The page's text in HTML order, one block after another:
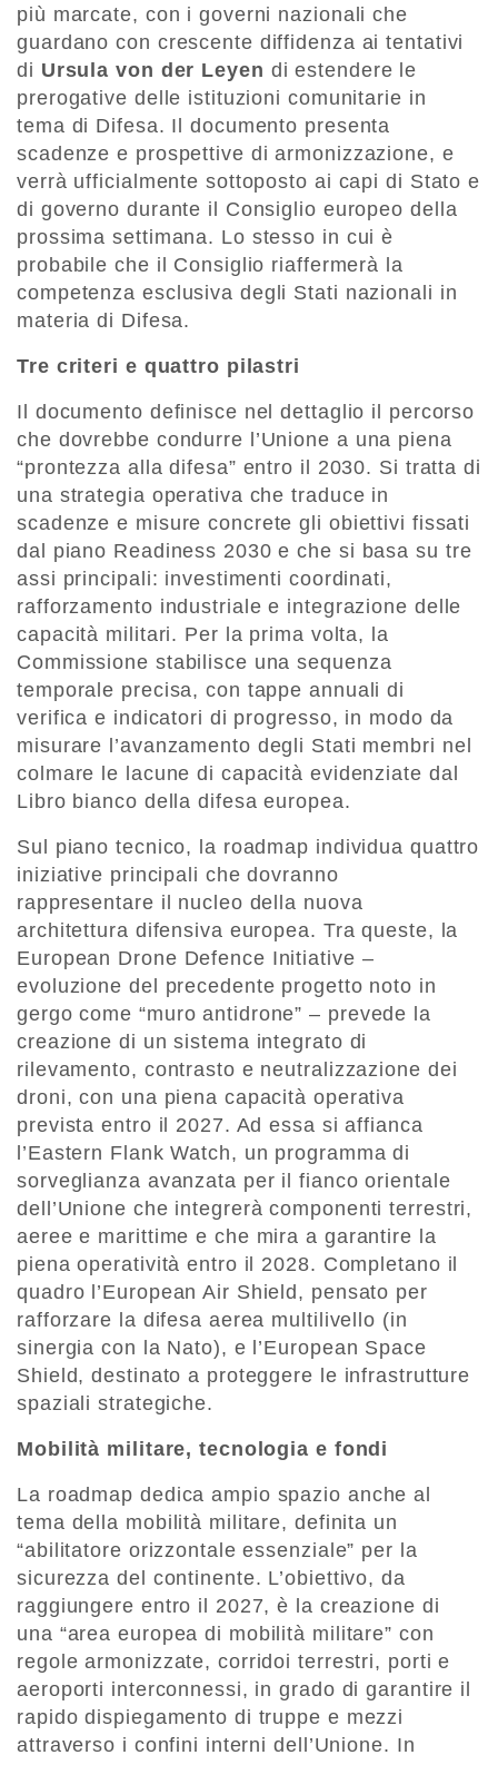
più marcate, con i governi nazionali che
guardano con crescente diffidenza ai tentativi
di Ursula von der Leyen di estendere le
prerogative delle istituzioni comunitarie in
tema di Difesa. Il documento presenta
scadenze e prospettive di armonizzazione, e
verrà ufficialmente sottoposto ai capi di Stato e
di governo durante il Consiglio europeo della
prossima settimana. Lo stesso in cui è
probabile che il Consiglio riaffermerà la
competenza esclusiva degli Stati nazionali in
materia di Difesa.
Tre criteri e quattro pilastri
Il documento definisce nel dettaglio il percorso
che dovrebbe condurre l’Unione a una piena
“prontezza alla difesa” entro il 2030. Si tratta di
una strategia operativa che traduce in
scadenze e misure concrete gli obiettivi fissati
dal piano Readiness 2030 e che si basa su tre
assi principali: investimenti coordinati,
rafforzamento industriale e integrazione delle
capacità militari. Per la prima volta, la
Commissione stabilisce una sequenza
temporale precisa, con tappe annuali di
verifica e indicatori di progresso, in modo da
misurare l’avanzamento degli Stati membri nel
colmare le lacune di capacità evidenziate dal
Libro bianco della difesa europea.
Sul piano tecnico, la roadmap individua quattro
iniziative principali che dovranno
rappresentare il nucleo della nuova
architettura difensiva europea. Tra queste, la
European Drone Defence Initiative –
evoluzione del precedente progetto noto in
gergo come “muro antidrone” – prevede la
creazione di un sistema integrato di
rilevamento, contrasto e neutralizzazione dei
droni, con una piena capacità operativa
prevista entro il 2027. Ad essa si affianca
l’Eastern Flank Watch, un programma di
sorveglianza avanzata per il fianco orientale
dell’Unione che integrerà componenti terrestri,
aeree e marittime e che mira a garantire la
piena operatività entro il 2028. Completano il
quadro l’European Air Shield, pensato per
rafforzare la difesa aerea multilivello (in
sinergia con la Nato), e l’European Space
Shield, destinato a proteggere le infrastrutture
spaziali strategiche.
Mobilità militare, tecnologia e fondi
La roadmap dedica ampio spazio anche al
tema della mobilità militare, definita un
“abilitatore orizzontale essenziale” per la
sicurezza del continente. L’obiettivo, da
raggiungere entro il 2027, è la creazione di
una “area europea di mobilità militare” con
regole armonizzate, corridoi terrestri, porti e
aeroporti interconnessi, in grado di garantire il
rapido dispiegamento di truppe e mezzi
attraverso i confini interni dell’Unione. In